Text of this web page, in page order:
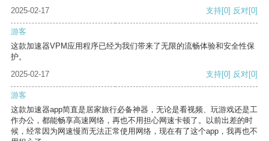
2025-02-17
支持[0] 反对[0]
游客
这款加速器VPM应用程序已经为我们带来了无限的流畅体验和安全性保
护。
2025-02-17
支持[0] 反对[0]
游客
这款加速器app简直是居家旅行必备神器，无论是看视频、玩游戏还是工
作办公，都能畅享高速网络，再也不用担心网速卡顿了。以前出差的时
候，经常因为网速慢而无法正常使用网络，现在有了这个app，我再也不